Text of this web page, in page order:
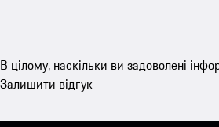
В цілому, наскільки ви задоволені
Залишити відгук